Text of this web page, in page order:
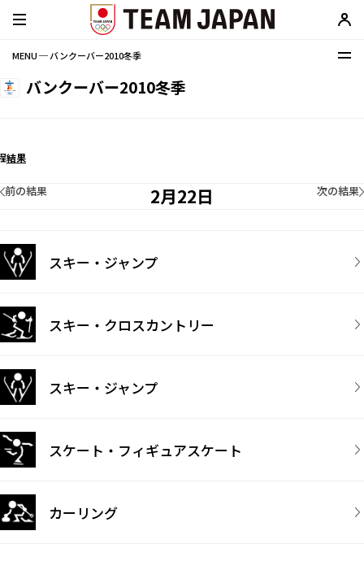
MENU ─ バンクーバー2010冬季
バンクーバー2010冬季
結果
2月22日
前の結果 次の結果
スキー・ジャンプ
スキー・クロスカントリー
スキー・ジャンプ
スケート・フィギュアスケート
カーリング